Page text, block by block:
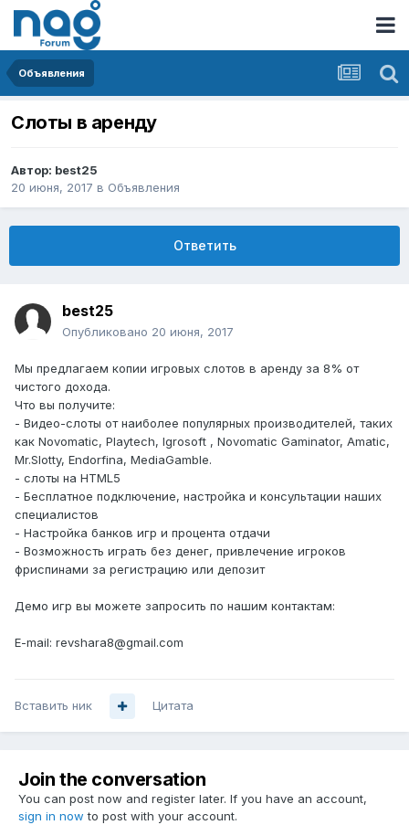
Объявления
Слоты в аренду
Автор: best25
20 июня, 2017 в Объявления
Ответить
best25
Опубликовано 20 июня, 2017
Мы предлагаем копии игровых слотов в аренду за 8% от
чистого дохода.
Что вы получите:
- Видео-слоты от наиболее популярных производителей, таких
как Novomatic, Playtech, Igrosoft , Novomatic Gaminator, Amatic,
Mr.Slotty, Endorfina, MediaGamble.
- слоты на HTML5
- Бесплатное подключение, настройка и консультации наших
специалистов
- Настройка банков игр и процента отдачи
- Возможность играть без денег, привлечение игроков
фриспинами за регистрацию или депозит
Демо игр вы можете запросить по нашим контактам:
E-mail: revshara8@gmail.com
Вставить ник Цитата
Join the conversation
You can post now and register later. If you have an account,
sign in now to post with your account.